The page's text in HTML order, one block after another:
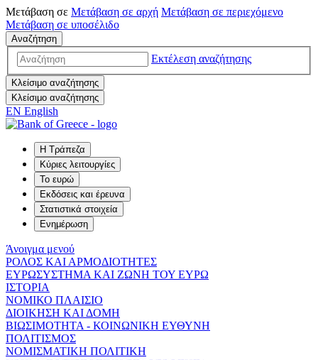
Μετάβαση σε Μετάβαση σε αρχή Μετάβαση σε περιεχόμενο
Μετάβαση σε υποσέλιδο
Αναζήτηση
Εκτέλεση αναζήτησης
Κλείσιμο αναζήτησης
Κλείσιμο αναζήτησης
EN English
Η Τράπεζα
Κύριες λειτουργίες
Το ευρώ
Εκδόσεις και έρευνα
Στατιστικά στοιχεία
Ενημέρωση
Άνοιγμα μενού
ΡΟΛΟΣ ΚΑΙ ΑΡΜΟΔΙΟΤΗΤΕΣ
ΕΥΡΩΣΥΣΤΗΜΑ ΚΑΙ ΖΩΝΗ ΤΟΥ ΕΥΡΩ
ΙΣΤΟΡΙΑ
ΝΟΜΙΚΟ ΠΛΑΙΣΙΟ
ΔΙΟΙΚΗΣΗ ΚΑΙ ΔΟΜΗ
ΒΙΩΣΙΜΟΤΗΤΑ - ΚΟΙΝΩΝΙΚΗ ΕΥΘΥΝΗ
ΠΟΛΙΤΙΣΜΟΣ
ΝΟΜΙΣΜΑΤΙΚΗ ΠΟΛΙΤΙΚΗ